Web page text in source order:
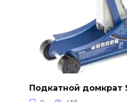
Подкатной домкрат